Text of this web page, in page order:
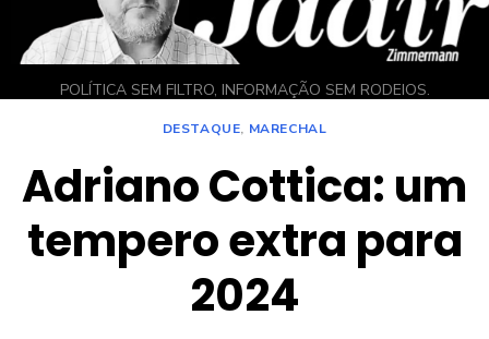
POLÍTICA SEM FILTRO, INFORMAÇÃO SEM RODEIOS.
DESTAQUE, MARECHAL
Adriano Cottica: um
tempero extra para
2024